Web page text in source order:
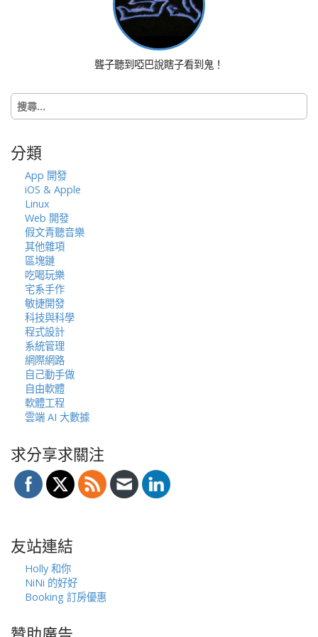
i
o
n
聾子聽到啞巴說瞎子看到鬼！
搜
尋
字:
分類
App 開發
iOS & Apple
Linux
Web 開發
假文青聽音樂
其他雜項
區塊鏈
吃喝玩樂
宅系手作
敏捷開發
科技與科學
程式設計
系統管理
網際網路
自己動手做
自由軟體
軟體工程
雲端 AI 大數據
求分享求關注
友站連結
Holly 和你
NiNi 的好好
Booking 訂房優惠